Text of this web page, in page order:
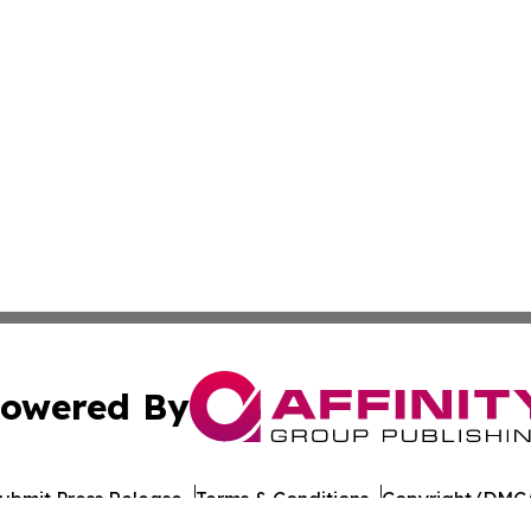
By
Press Release Terms & Conditions Copyright/